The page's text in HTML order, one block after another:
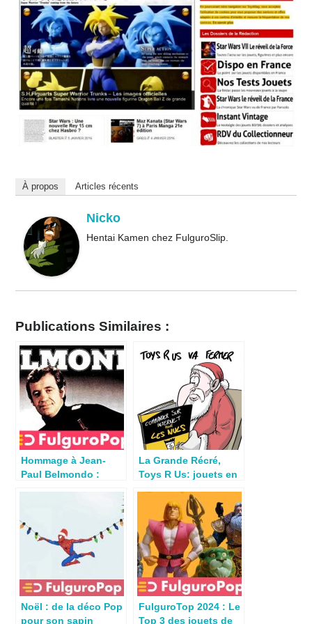
À propos Articles récents
Nicko
Hentai Kamen chez FulguroSlip.
Publications Similaires :
Hommage à Jean-
Paul Belmondo :
La Grande Récré,
Toys R Us: jouets en
Noël : de la déco Pop
pour son sapin
FulguroTop 2024 : Le
Top 3 des jouets de